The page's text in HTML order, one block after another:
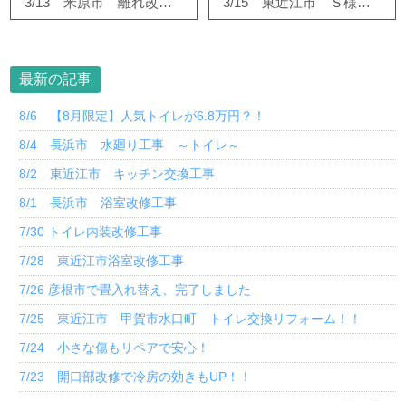
最新の記事
8/6 【8月限定】人気トイレが6.8万円？！
8/4 長浜市 水廻り工事 ～トイレ～
8/2 東近江市 キッチン交換工事
8/1 長浜市 浴室改修工事
7/30 トイレ内装改修工事
7/28 東近江市浴室改修工事
7/26 彦根市で畳入れ替え、完了しました
7/25 東近江市 甲賀市水口町 トイレ交換リフォーム！！
7/24 小さな傷もリペアで安心！
7/23 開口部改修で冷房の効きもUP！！